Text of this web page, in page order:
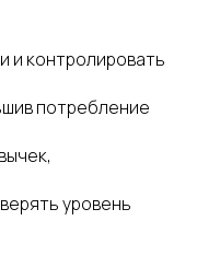
и контролировать
потребление
уровень